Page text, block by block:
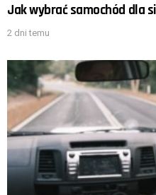
Jak wybrać samochód dla
2 dni temu